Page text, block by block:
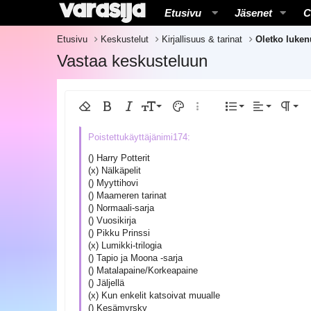
Etusivu Jäsenet
Etusivu Keskustelut Kirjallisuus & tarinat Oletko
Vastaa keskusteluun
Poista muotoilu
LihavoituKursivoitu
Fontin koko
9
15
18
22
26
Tekstin väri
Lisää vaihtoehtoja...
Lista Ojennus
Tasaa
Normal
KirjasintyyliArial
Book Antiqua
Courier New
Georgia
Tahoma
Times New Roman
Trebuchet MS
Verdana
YliviivattuAlleviivattu
Sisäinen koodi
Sisäinen spoileri
Lisää taulukko
Lisää vaakasuora viiva
SpoileriKoodi
() Harry Potterit
(x) Nälkäpelit
() Myyttihovi
() Maameren tarinat
() Normaali-sarja
() Vuosikirja
() Pikku Prinssi
(x) Lumikki-trilogia
() Tapio ja Moona -sarja
() Matalapaine/Korkeapaine
() Jäljellä
(x) Kun enkelit katsoivat muualle
() Kesämyrsky